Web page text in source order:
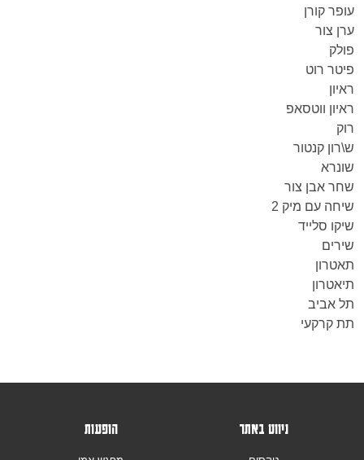
עופר קורן
ערן צור
פולק
פיטר רוט
ראיון
ראיון ווטסאפ
רוק
ש\רון קנטור
שונרא
שחר אבן צור
שיחה עם מיק 2
שיקו סלייד
שירים
תאטרון
תיאטרון
תל אביב
תת קרקעי
ניווט באתר הופעות